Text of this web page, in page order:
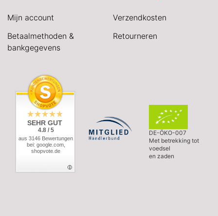
Mijn account
Betaalmethoden &
bankgegevens
Verzendkosten
Retourneren
SEHR GUT
4.8 / 5
aus 3146 Bewertungen
bei: google.com,
shopvote.de
DE-ÖKO-007
Met betrekking tot
voedsel
en zaden